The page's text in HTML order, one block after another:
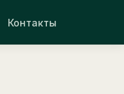
Контакты